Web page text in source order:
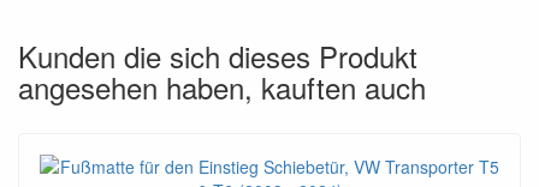
Kunden die sich dieses Produkt
angesehen haben, kauften auch